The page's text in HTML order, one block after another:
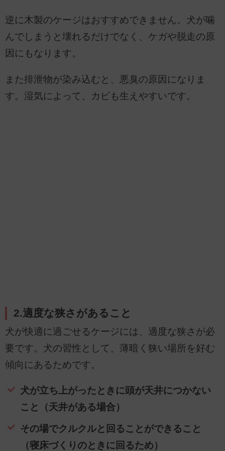
逆に木製のケージはおすすめできません。犬が噛
んでしまうと壊れるだけでなく、ケガや脱走の原
因にもなります。
また排泄物が染み込むと、悪臭の原因になりま
す。湿気によって、カビも生えやすいです。
2.適度な狭さがあること
犬が快適に過ごせるケージには、適度な狭さが必
要です。犬の習性として、薄暗く狭い場所を好む
傾向にあるためです。
犬が立ち上がったときに頭が天井につかない
こと（天井がある場合）
その場でクルクルと回ることができること
（寝床づくりのときに回るため）